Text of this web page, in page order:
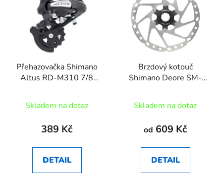
Přehazovačka Shimano
Altus RD-M310 7/8
Skladem na dotaz
389 Kč
DETAIL
Brzdový kotouč
Shimano Deore SM-
Skladem na dotaz
od 609 Kč
DETAIL